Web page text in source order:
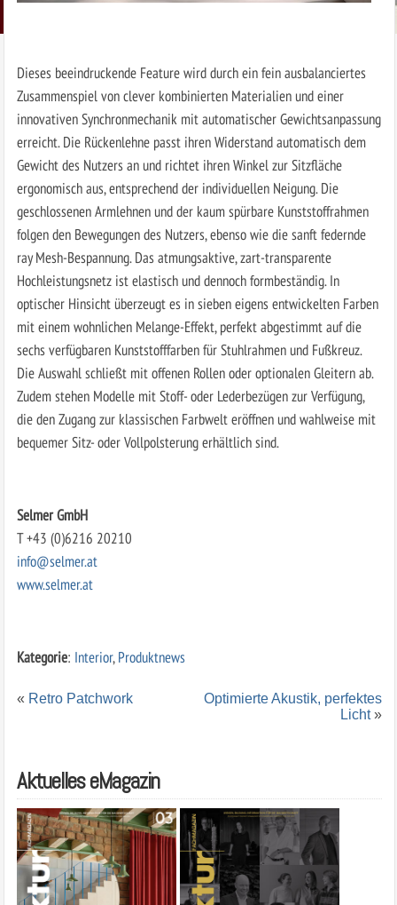
Dieses beeindruckende Feature wird durch ein fein ausbalanciertes
Zusammenspiel von clever kombinierten Materialien und einer
innovativen Synchronmechanik mit automatischer Gewichtsanpassung
erreicht. Die Rückenlehne passt ihren Widerstand automatisch dem
Gewicht des Nutzers an und richtet ihren Winkel zur Sitzfläche
ergonomisch aus, entsprechend der individuellen Neigung. Die
geschlossenen Armlehnen und der kaum spürbare Kunststoffrahmen
folgen den Bewegungen des Nutzers, ebenso wie die sanft federnde
ray Mesh-Bespannung. Das atmungsaktive, zart-transparente
Hochleistungsnetz ist elastisch und dennoch formbeständig. In
optischer Hinsicht überzeugt es in sieben eigens entwickelten Farben
mit einem wohnlichen Melange-Effekt, perfekt abgestimmt auf die
sechs verfügbaren Kunststofffarben für Stuhlrahmen und Fußkreuz.
Die Auswahl schließt mit offenen Rollen oder optionalen Gleitern ab.
Zudem stehen Modelle mit Stoff- oder Lederbezügen zur Verfügung,
die den Zugang zur klassischen Farbwelt eröffnen und wahlweise mit
bequemer Sitz- oder Vollpolsterung erhältlich sind.
Selmer GmbH
T +43 (0)6216 20210
info@selmer.at
www.selmer.at
Kategorie: Interior,Produktnews
« Retro Patchwork
Optimierte Akustik, perfektes
Licht»
Aktuelles eMagazin